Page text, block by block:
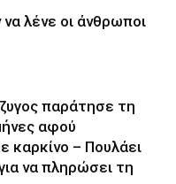
λένε οι άνθρωποι
παράτησε τη
αφού
καρκίνο – Πουλάει
να πληρώσει τη